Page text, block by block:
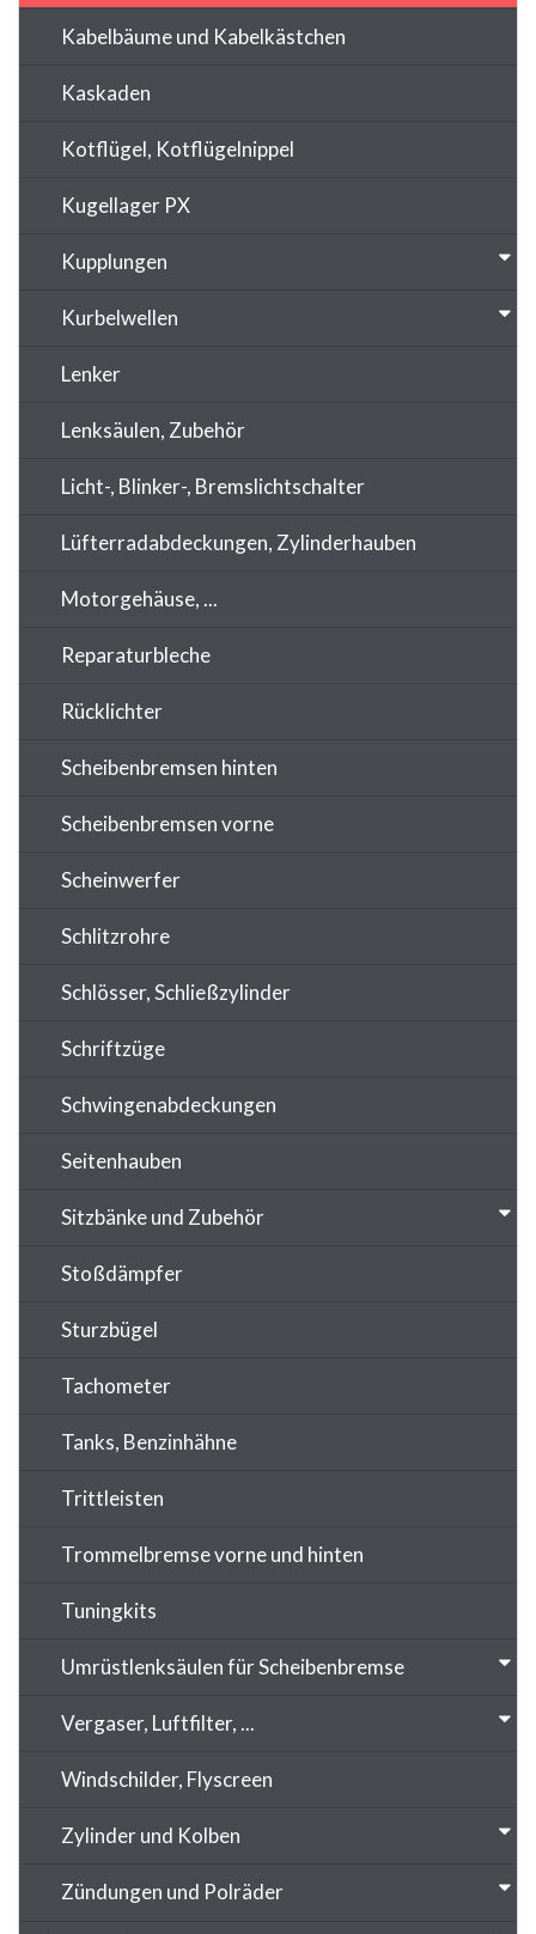
Kabelbäume und Kabelkästchen
Kaskaden
Kotflügel, Kotflügelnippel
Kugellager PX
Kupplungen
Kurbelwellen
Lenker
Lenksäulen, Zubehör
Licht-, Blinker-, Bremslichtschalter
Lüfterradabdeckungen, Zylinderhauben
Motorgehäuse, ...
Reparaturbleche
Rücklichter
Scheibenbremsen hinten
Scheibenbremsen vorne
Scheinwerfer
Schlitzrohre
Schlösser, Schließzylinder
Schriftzüge
Schwingenabdeckungen
Seitenhauben
Sitzbänke und Zubehör
Stoßdämpfer
Sturzbügel
Tachometer
Tanks, Benzinhähne
Trittleisten
Trommelbremse vorne und hinten
Tuningkits
Umrüstlenksäulen für Scheibenbremse
Vergaser, Luftfilter, ...
Windschilder, Flyscreen
Zylinder und Kolben
Zündungen und Polräder